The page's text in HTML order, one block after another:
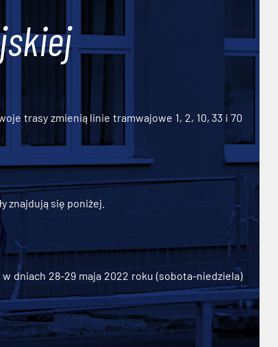
trasy zmienią linie tramwajowe 1, 2, 10, 33 i 70
znajdują się poniżej.
dniach 28-29 maja 2022 roku (sobota-niedziela)